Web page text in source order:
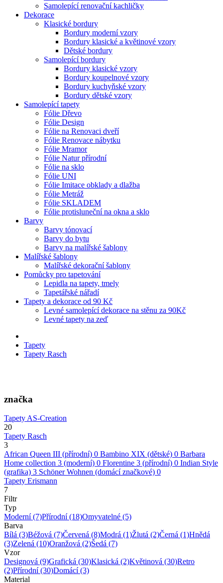
Samolepící renovační kachličky
Dekorace
Klasické bordury
Bordury moderní vzory
Bordury klasické a květinové vzory
Dětské bordury
Samolepící bordury
Bordury klasické vzory
Bordury koupelnové vzory
Bordury kuchyňské vzory
Bordury dětské vzory
Samolepící tapety
Fólie Dřevo
Fólie Design
Fólie na Renovaci dveří
Fólie Renovace nábytku
Fólie Mramor
Fólie Natur přírodní
Fólie na sklo
Fólie UNI
Fólie Imitace obklady a dlažba
Fólie Metráž
Fólie SKLADEM
Fólie protisluneční na okna a sklo
Barvy
Barvy tónovací
Barvy do bytu
Barvy na malířské šablony
Malířské šablony
Malířské dekorační šablony
Pomůcky pro tapetování
Lepidla na tapety, tmely
Tapetářské nářadí
Tapety a dekorace od 90 Kč
Levné samolepící dekorace na stěnu za 90Kč
Levné tapety na zeď
Tapety
Tapety Rasch
značka
Tapety AS-Creation
20
Tapety Rasch
3
African Queen III (přírodní) 0 Bambino XIX (dětské) 0 Barbara
Home collection 3 (moderní) 0 Florentine 3 (přírodní) 0 Indian Style
(grafika) 3 Schöner Wohnen (domácí značkové) 0
Tapety Erismann
7
Filtr
Typ
Moderní(7)Přírodní(18)Omyvatelné (5)
Barva
Bílá (3)Béžová (7)Červená (8)Modrá (1)Žlutá (2)Černá (1)Hnědá
(3)Zelená (10)Oranžová (2)Šedá (7)
Vzor
Designová (9)Grafická (30)Klasická (2)Květinová (30)Retro
(2)Přírodní(30)Domácí(3)
Material